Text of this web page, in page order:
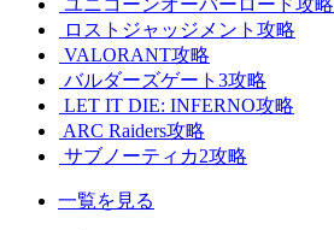
ユニコーンオーバーロード攻略
ロストジャッジメント攻略
VALORANT攻略
バルダーズゲート3攻略
LET IT DIE: INFERNO攻略
ARC Raiders攻略
サブノーティカ2攻略
一覧を見る